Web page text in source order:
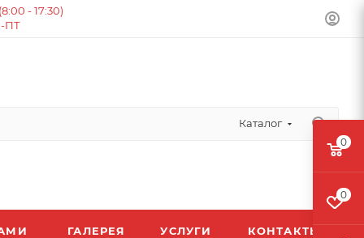
- 17:30)
ПТ
Каталог
ГАЛЕРЕЯ УСЛУГИ КОНТАКТЫ
0
0